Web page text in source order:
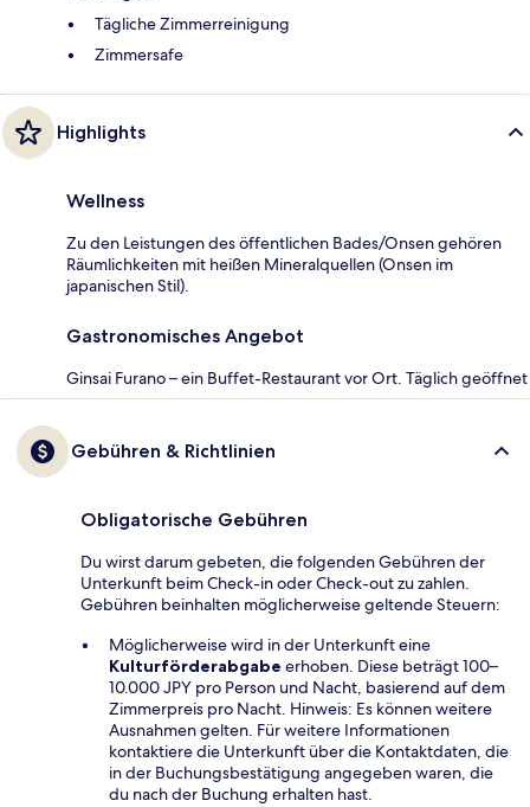
Tägliche Zimmerreinigung
Zimmersafe
Highlights
Wellness
Zu den Leistungen des öffentlichen Bades/Onsen gehören
Räumlichkeiten mit heißen Mineralquellen (Onsen im
japanischen Stil).
Gastronomisches Angebot
Ginsai Furano – ein Buffet-Restaurant vor Ort. Täglich geöffnet
Gebühren & Richtlinien
Obligatorische Gebühren
Du wirst darum gebeten, die folgenden Gebühren der
Unterkunft beim Check-in oder Check-out zu zahlen.
Gebühren beinhalten möglicherweise geltende Steuern:
Möglicherweise wird in der Unterkunft eine
Kulturförderabgabe erhoben. Diese beträgt 100–
10.000 JPY pro Person und Nacht, basierend auf dem
Zimmerpreis pro Nacht. Hinweis: Es können weitere
Ausnahmen gelten. Für weitere Informationen
kontaktiere die Unterkunft über die Kontaktdaten, die
in der Buchungsbestätigung angegeben waren, die
du nach der Buchung erhalten hast.